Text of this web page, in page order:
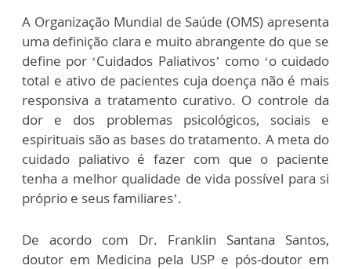
A Organização Mundial de Saúde (OMS) apresenta
uma definição clara e muito abrangente do que se
define por ‘Cuidados Paliativos’ como ‘o cuidado
total e ativo de pacientes cuja doença não é mais
responsiva a tratamento curativo. O controle da
dor e dos problemas psicológicos, sociais e
espirituais são as bases do tratamento. A meta do
cuidado paliativo é fazer com que o paciente
tenha a melhor qualidade de vida possível para si
próprio e seus familiares’.
De acordo com Dr. Franklin Santana Santos,
doutor em Medicina pela USP e pós-doutor em